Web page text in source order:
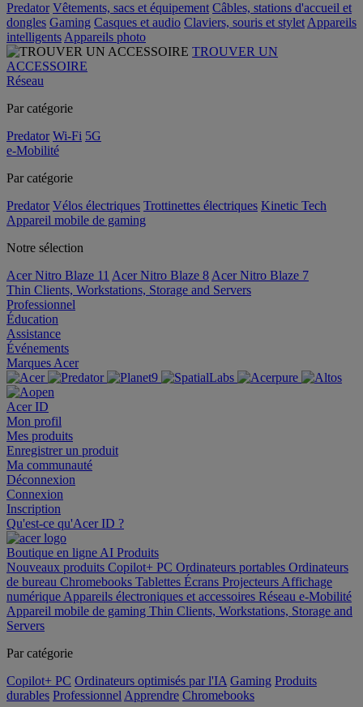
Predator Vêtements, sacs et équipement Câbles, stations d'accueil et
dongles Gaming Casques et audio Claviers, souris et stylet Appareils
intelligents Appareils photo
TROUVER UN
ACCESSOIRE
Réseau
Par catégorie
Predator Wi-Fi 5G
e-Mobilité
Par catégorie
Predator Vélos électriques Trottinettes électriques Kinetic Tech
Appareil mobile de gaming
Notre sélection
Acer Nitro Blaze 11 Acer Nitro Blaze 8 Acer Nitro Blaze 7
Thin Clients, Workstations, Storage and Servers
Professionnel
Éducation
Assistance
Événements
Marques Acer
Acer ID
Mon profil
Mes produits
Enregistrer un produit
Ma communauté
Déconnexion
Connexion
Inscription
Qu'est-ce qu'Acer ID ?
Boutique en ligne AI Produits
Nouveaux produits Copilot+ PC Ordinateurs portables Ordinateurs
de bureau Chromebooks Tablettes Écrans Projecteurs Affichage
numérique Appareils électroniques et accessoires Réseau e-Mobilité
Appareil mobile de gaming Thin Clients, Workstations, Storage and
Servers
Par catégorie
Copilot+ PC Ordinateurs optimisés par l'IA Gaming Produits
durables Professionnel Apprendre Chromebooks